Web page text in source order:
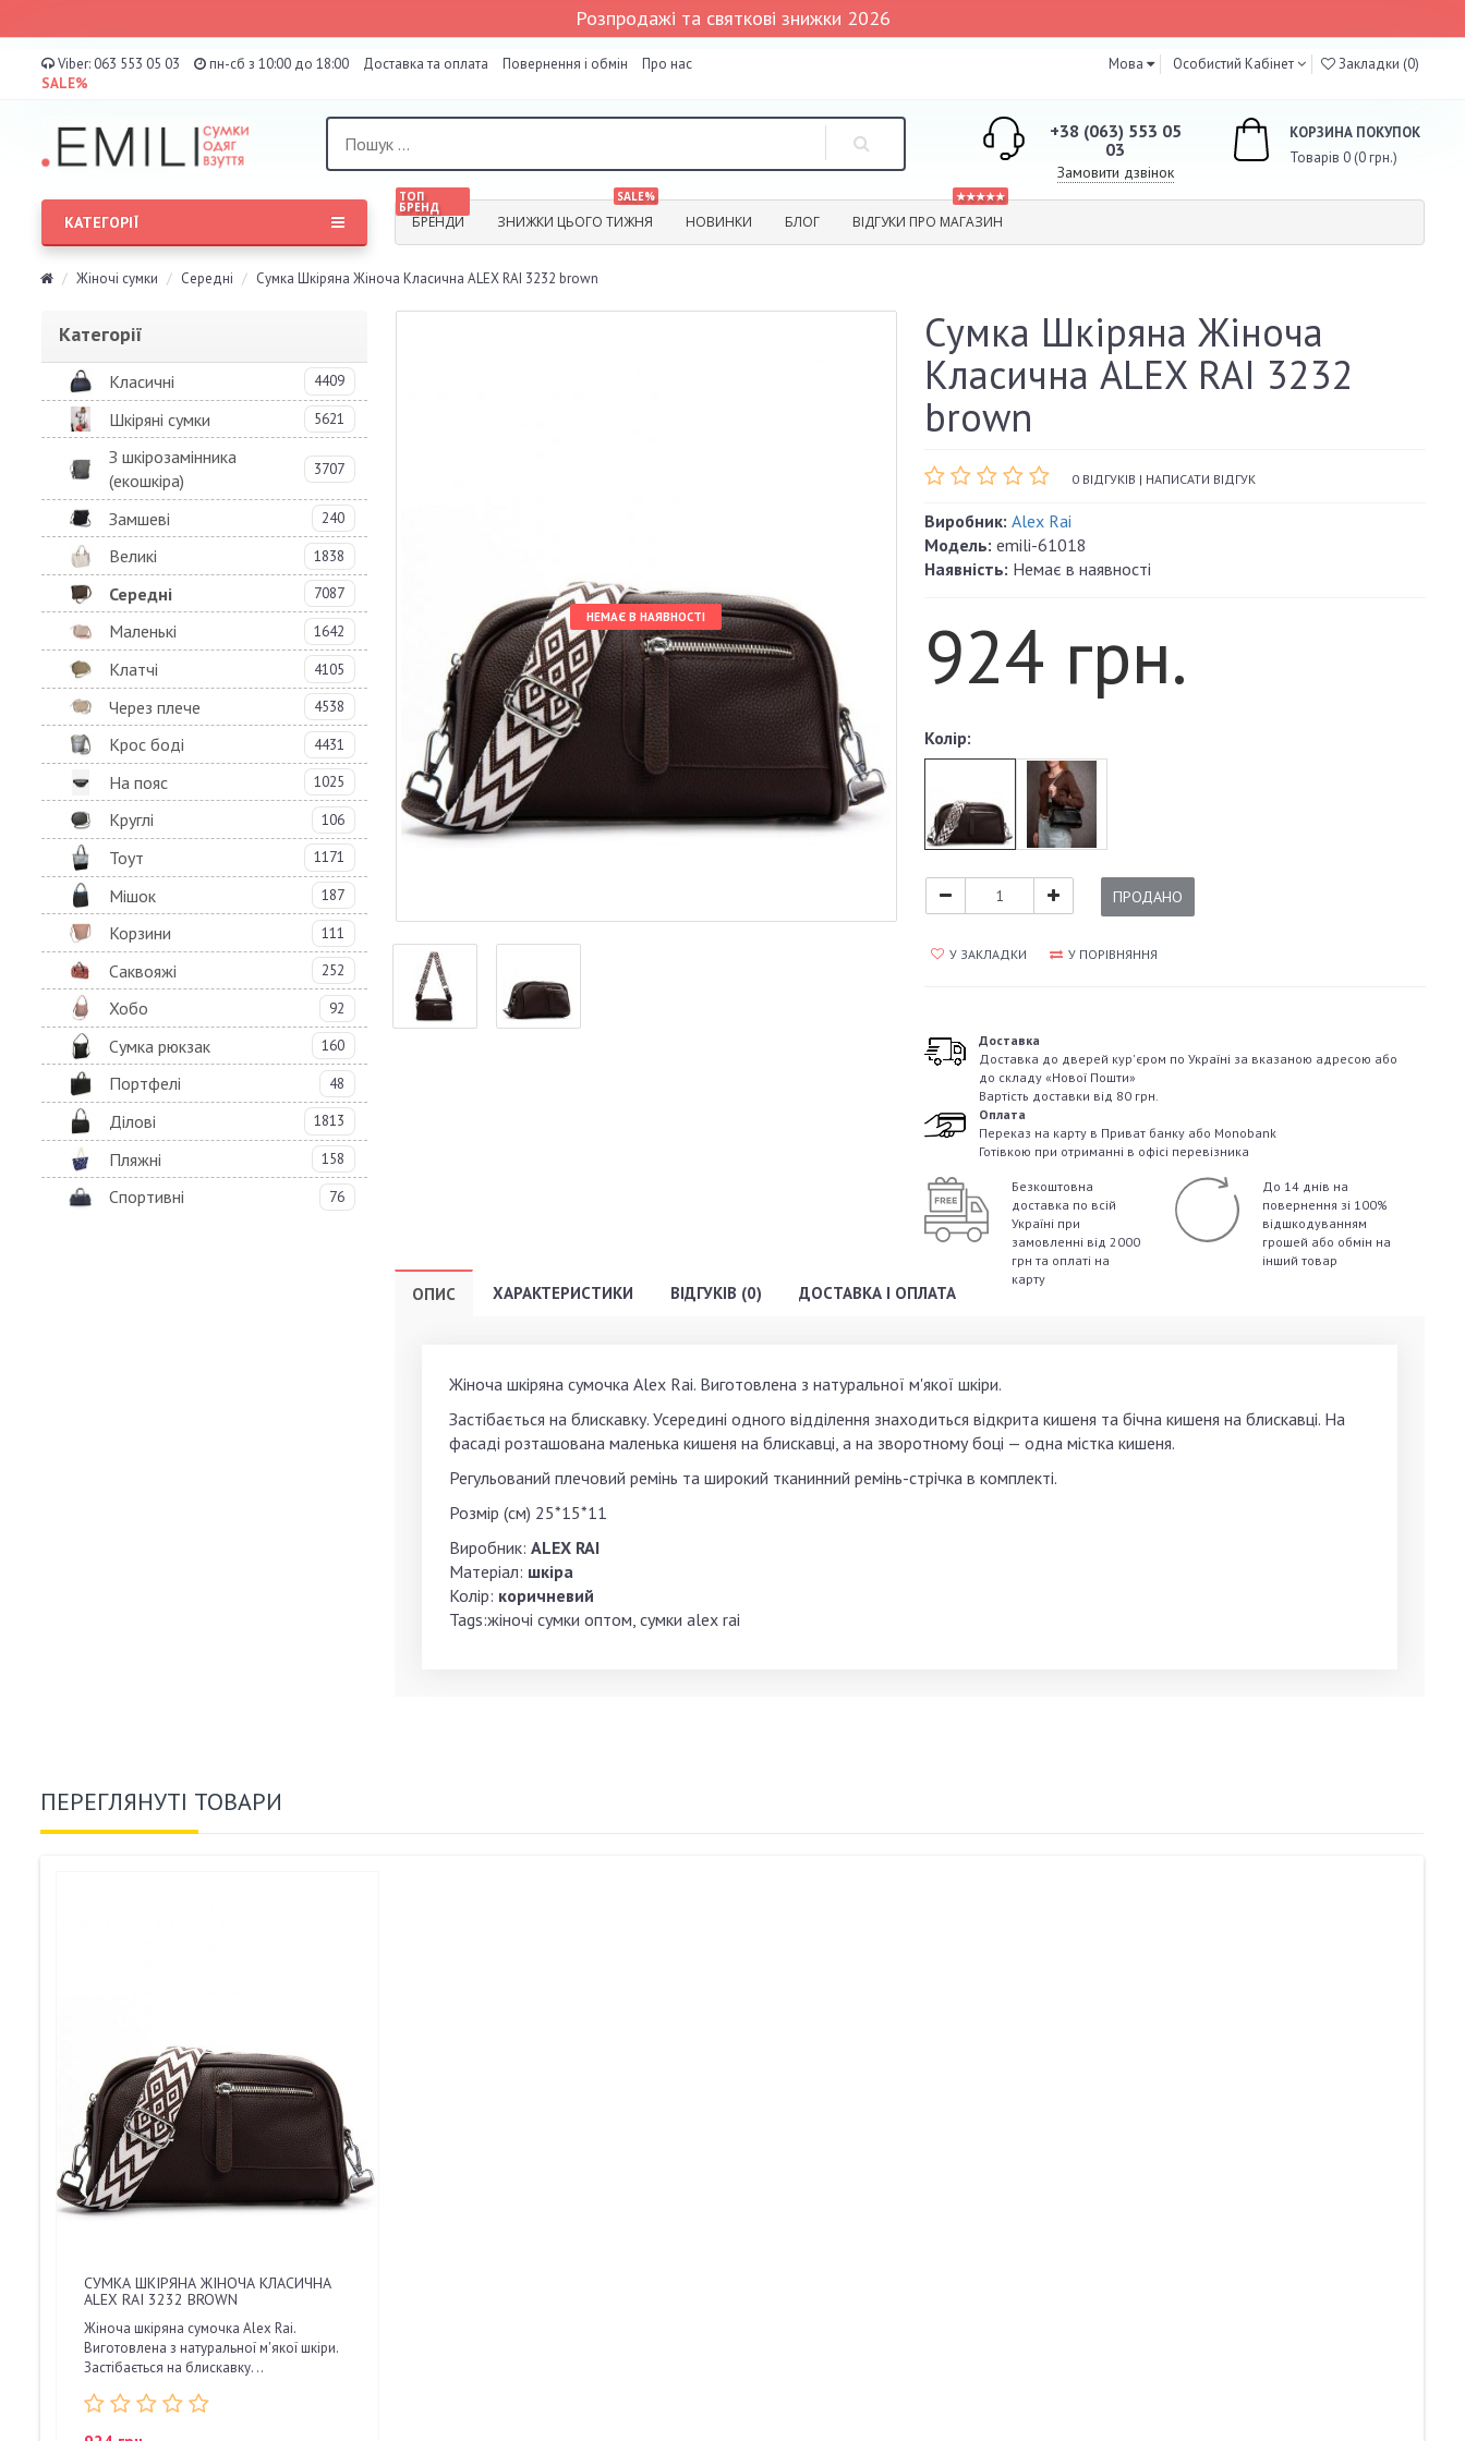
Розпродажі та святкові знижки 2026
Viber: 063 553 05 03 пн-сб з 10:00 до 18:00 Доставка та оплата Повернення і обмін
Про нас
SALE%
Мова Особистий Кабінет Закладки (0)
+38 (063) 553 05
03
Замовити дзвінок
КОРЗИНА ПОКУПОК
Товарів 0 (0 грн.)
ТОП
БРЕНД
БРЕНДИ
SALE%
ЗНИЖКИ ЦЬОГО ТИЖНЯ НОВИНКИ БЛОГ
★★★★★
ВІДГУКИ ПРО МАГАЗИН
КАТЕГОРІЇ
Жіночі сумки Середні Сумка Шкіряна Жіноча Класична ALEX RAI 3232 brown
Категорії
Класичні 4409
Шкіряні сумки 5621
З шкірозамінника
(екошкіра)
3707
Замшеві 240
Великі 1838
Середні 7087
Маленькі 1642
Клатчі 4105
Через плече 4538
Крос боді 4431
На пояс 1025
Круглі 106
Тоут 1171
Мішок 187
Корзини 111
Саквояжі 252
Хобо 92
Сумка рюкзак 160
Портфелі 48
Ділові 1813
Пляжні 158
Спортивні 76
НЕМАЄ В НАЯВНОСТІ
Сумка Шкіряна Жіноча
Класична ALEX RAI 3232
brown
0 ВІДГУКІВ | НАПИСАТИ ВІДГУК
Виробник: Alex Rai
Модель: emili-61018
Наявність: Немає в наявності
924 грн.
Колір:
ПРОДАНО
У ЗАКЛАДКИ У ПОРІВНЯННЯ
Доставка
Доставка до дверей кур'єром по Україні за вказаною адресою або
до складу «Нової Пошти»
Вартість доставки від 80 грн.
Оплата
Переказ на карту в Приват банку або Monobank
Готівкою при отриманні в офісі перевізника
Безкоштовна
доставка по всій
Україні при
замовленні від 2000
грн та оплаті на
карту
До 14 днів на
повернення зі 100%
відшкодуванням
грошей або обмін на
інший товар
ОПИС ХАРАКТЕРИСТИКИ ВІДГУКІВ (0) ДОСТАВКА І ОПЛАТА
Жіноча шкіряна сумочка Alex Rai. Виготовлена з натуральної м'якої шкіри.
Застібається на блискавку. Усередині одного відділення знаходиться відкрита кишеня та бічна кишеня на блискавці. На
фасаді розташована маленька кишеня на блискавці, а на зворотному боці — одна містка кишеня.
Регульований плечовий ремінь та широкий тканинний ремінь-стрічка в комплекті.
Розмір (см) 25*15*11
Виробник: ALEX RAI
Матеріал: шкіра
Колір: коричневий
Tags:жіночі сумки оптом, сумки alex rai
ПЕРЕГЛЯНУТІ ТОВАРИ
СУМКА ШКІРЯНА ЖІНОЧА КЛАСИЧНА
ALEX RAI 3232 BROWN
Жіноча шкіряна сумочка Alex Rai.
Виготовлена з натуральної м'якої шкіри.
Застібається на блискавку. ..